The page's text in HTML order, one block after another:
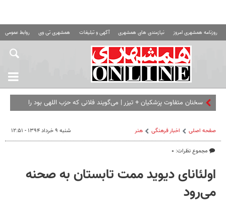
روزنامه همشهری امروز نیازمندی های همشهری آگهی و تبلیغات همشهری تی وی روابط عمومی
سخنان متفاوت پزشکیان + تیزر | می‌گویند فلانی که حزب اللهی بود را
صفحه اصلی اخبار فرهنگی هنر
مجموع نظرات: ۰
شنبه ۹ خرداد ۱۳۹۴ - ۱۲:۵۱
اولئانای دیوید ممت تابستان به صحنه
می‌رود